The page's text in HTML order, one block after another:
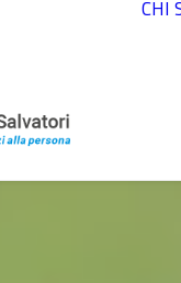
CHI